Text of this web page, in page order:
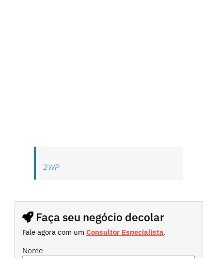
2WP
Faça seu negócio decolar
Fale agora com um Consultor Especialista.
Nome